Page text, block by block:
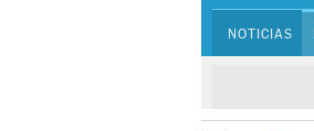
NOTICIAS